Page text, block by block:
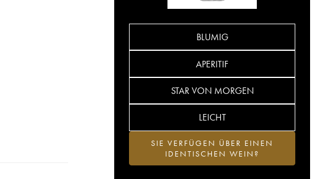
BLUMIG
APERITIF
STAR VON MORGEN
LEICHT
SIE VERFÜGEN ÜBER EINEN
IDENTISCHEN WEIN?